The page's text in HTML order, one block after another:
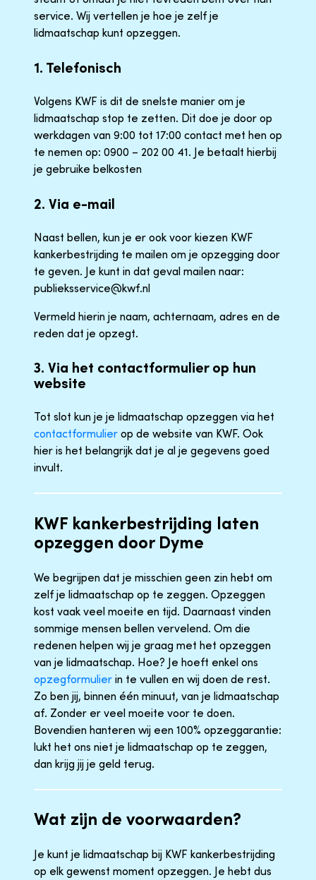
service. Wij vertellen je hoe je zelf je
lidmaatschap kunt opzeggen.
1. Telefonisch
Volgens KWF is dit de snelste manier om je
lidmaatschap stop te zetten. Dit doe je door op
werkdagen van 9:00 tot 17:00 contact met hen op
te nemen op: 0900 – 202 00 41. Je betaalt hierbij
je gebruike belkosten
2. Via e-mail
Naast bellen, kun je er ook voor kiezen KWF
kankerbestrijding te mailen om je opzegging door
te geven. Je kunt in dat geval mailen naar:
publieksservice@kwf.nl
Vermeld hierin je naam, achternaam, adres en de
reden dat je opzegt.
3. Via het contactformulier op hun
website
Tot slot kun je je lidmaatschap opzeggen via het
contactformulier op de website van KWF. Ook
hier is het belangrijk dat je al je gegevens goed
invult.
KWF kankerbestrijding laten
opzeggen door Dyme
We begrijpen dat je misschien geen zin hebt om
zelf je lidmaatschap op te zeggen. Opzeggen
kost vaak veel moeite en tijd. Daarnaast vinden
sommige mensen bellen vervelend. Om die
redenen helpen wij je graag met het opzeggen
van je lidmaatschap. Hoe? Je hoeft enkel ons
opzegformulier in te vullen en wij doen de rest.
Zo ben jij, binnen één minuut, van je lidmaatschap
af. Zonder er veel moeite voor te doen.
Bovendien hanteren wij een 100% opzeggarantie:
lukt het ons niet je lidmaatschap op te zeggen,
dan krijg jij je geld terug.
Wat zijn de voorwaarden?
Je kunt je lidmaatschap bij KWF kankerbestrijding
op elk gewenst moment opzeggen. Je hebt dus